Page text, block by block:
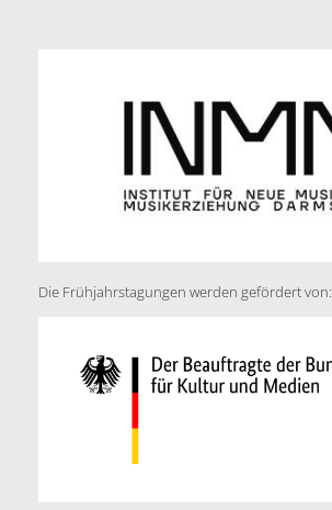
Die Frühjahrstagungen werden gefördert von: